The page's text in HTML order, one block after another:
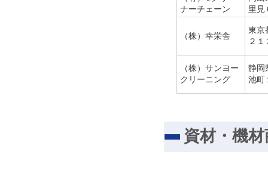
ナーチェーン
里見
（株）幸栄舎
東京
２１
（株）サンヨー
クリーニング
静岡
池町
資材・機材